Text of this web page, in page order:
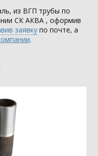
из ВГП трубы по
СК АКВА , оформив
заявку по почте, а
.